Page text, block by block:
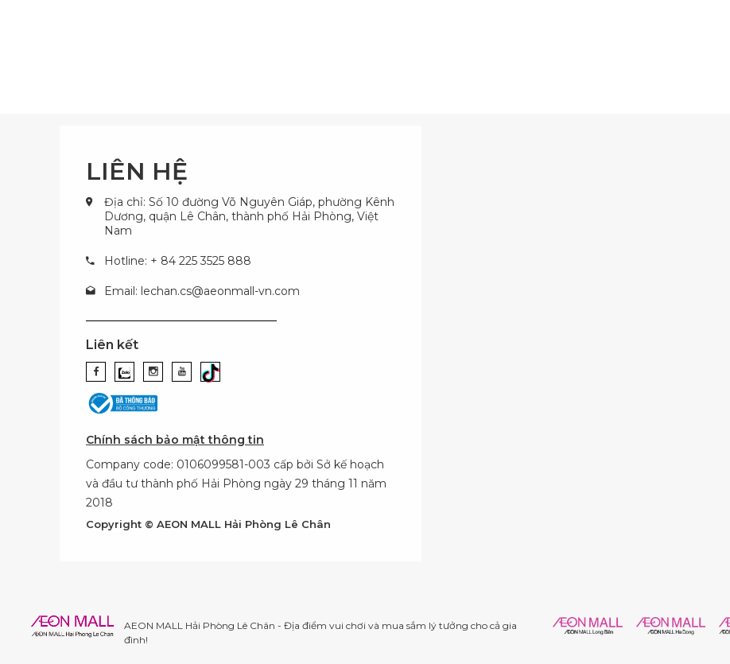
LIÊN HỆ
Địa chỉ: Số 10 đường Võ Nguyên Giáp, phường Kênh
Dương, quận Lê Chân, thành phố Hải Phòng, Việt
Nam
Hotline: + 84 225 3525 888
Email: lechan.cs@aeonmall-vn.com
Liên kết
Chính sách bảo mật thông tin
Company code: 0106099581-003 cấp bởi Sở kế hoạch
và đầu tư thành phố Hải Phòng ngày 29 tháng 11 năm
2018
Copyright © AEON MALL Hải Phòng Lê Chân
AEON MALL Hải Phòng Lê Chân - Địa điểm vui chơi và mua sắm lý tưởng cho cả gia
đình!